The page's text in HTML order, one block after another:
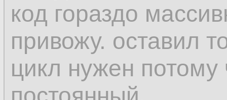
код гораздо
привожу. оставил
цикл нужен потому